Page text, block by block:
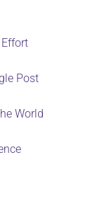
Post
World